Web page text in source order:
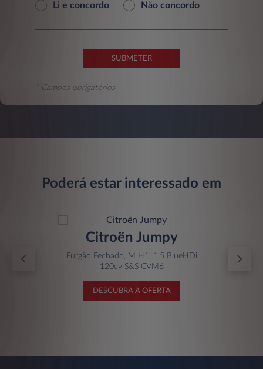
Li e concordo Não concordo
SUBMETER
* Campos obrigatórios
Poderá estar interessado em
Citroën Jumpy
Furgão Fechado, M H1, 1.5 BlueHDi
120cv S&S CVM6
DESCUBRA A OFERTA